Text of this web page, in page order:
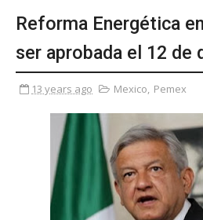
Reforma Energética
ser aprobada el 12 de
13 years ago Mexico, Pemex